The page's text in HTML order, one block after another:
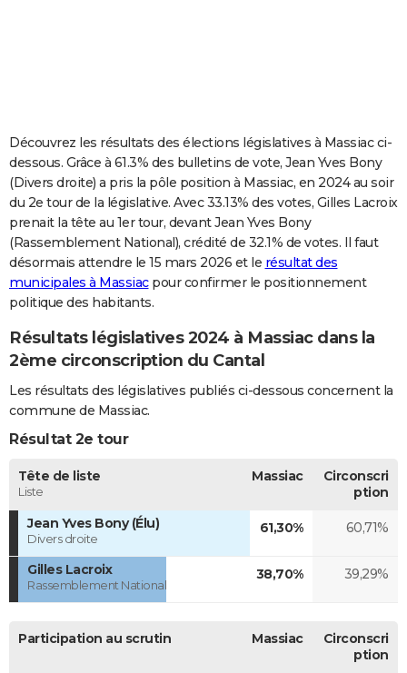
Carte de Noël
Carte Bonne année
Carte Saint-Valentin
Carte Pâques
Carte d'anniversaire
DICTIONNAIRE
Dictionnaire
Biographies
Citations
Expressions
Proverbes
PROGRAMME TV
COPAINS D'AVANT
S'inscrire
Se connecter
Lycées
Collèges
Primaires
Universités
Entreprises
Service militaire
Avis de recherche
AVIS DE DÉCÈS
Découvrez les résultats des élections législatives à Massiac ci-
dessous. Grâce à 61.3% des bulletins de vote, Jean Yves Bony
(Divers droite) a pris la pôle position à Massiac, en 2024 au soir
du 2e tour de la législative. Avec 33.13% des votes, Gilles Lacroix
prenait la tête au 1er tour, devant Jean Yves Bony
(Rassemblement National), crédité de 32.1% de votes. Il faut
désormais attendre le 15 mars 2026 et le résultat des
municipales à Massiacpour confirmer le positionnement
politique des habitants.
Résultats législatives 2024 à Massiac dans la
2ème circonscription du Cantal
Les résultats des législatives publiés ci-dessous concernent la
commune de Massiac.
Résultat 2e tour
Tête de liste
Liste
Massiac
Circonscri
ption
Jean Yves Bony (Élu)
Divers droite
61,30% 60,71%
Gilles Lacroix
Rassemblement National
38,70% 39,29%
Participation au scrutin Massiac
Circonscri
ption